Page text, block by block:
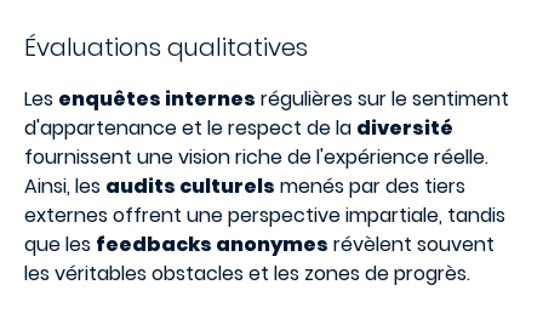
Évaluations qualitatives
Les enquêtes internes régulières sur le sentiment
d'appartenance et le respect de la diversité
fournissent une vision riche de l'expérience réelle.
Ainsi, les audits culturels menés par des tiers
externes offrent une perspective impartiale, tandis
que les feedbacks anonymes révèlent souvent
les véritables obstacles et les zones de progrès.